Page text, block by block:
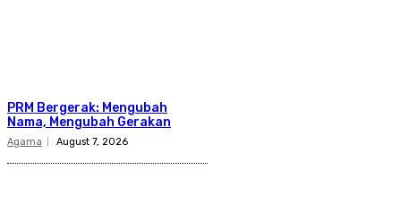
PRM Bergerak: Mengubah
Nama, Mengubah Gerakan
Agama August 7, 2026